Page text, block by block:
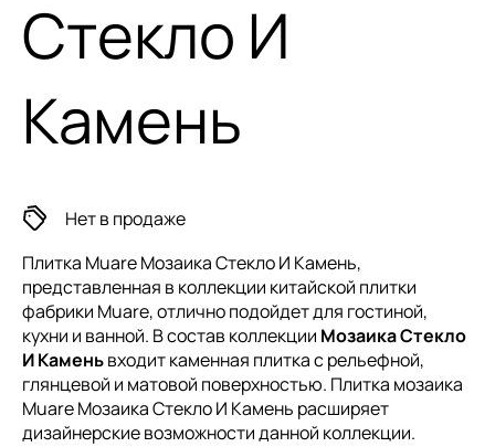
Стекло И
Камень
Нет в продаже
Плитка Muare Мозаика Стекло И Камень,
представленная в коллекции китайской плитки
фабрики Muare, отлично подойдет для гостиной,
кухни и ванной. В состав коллекции Мозаика Стекло
И Каменьвходит каменная плитка с рельефной,
глянцевой и матовой поверхностью. Плитка мозаика
Muare Мозаика Стекло И Камень расширяет
дизайнерские возможности данной коллекции.